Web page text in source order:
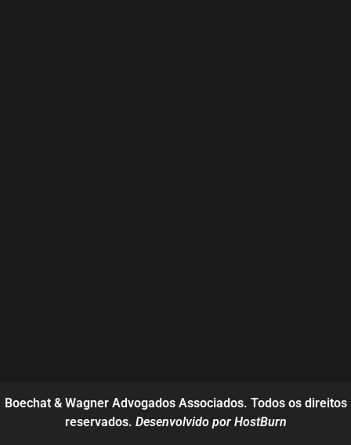
Boechat & Wagner Advogados Associados. Todos os direitos
reservados. Desenvolvido por HostBurn